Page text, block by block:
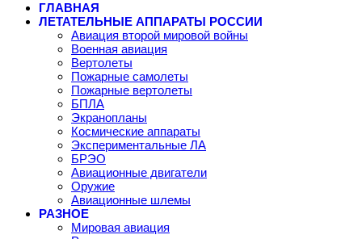
ГЛАВНАЯ
ЛЕТАТЕЛЬНЫЕ АППАРАТЫ РОССИИ
Авиация второй мировой войны
Военная авиация
Вертолеты
Пожарные самолеты
Пожарные вертолеты
БПЛА
Экранопланы
Космические аппараты
Экспериментальные ЛА
БРЭО
Авиационные двигатели
Оружие
Авиационные шлемы
РАЗНОЕ
Мировая авиация